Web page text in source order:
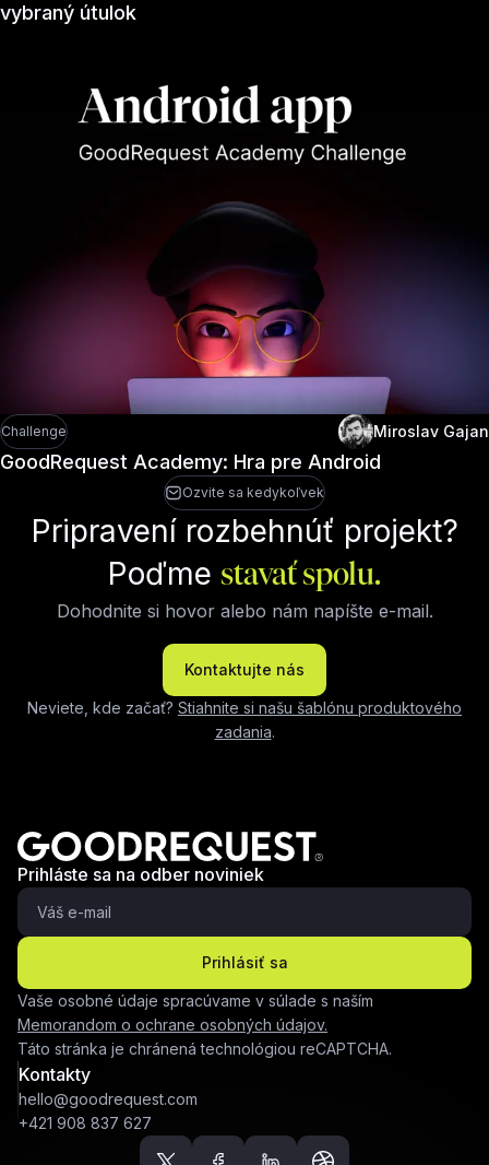
vybraný útulok
Challenge Miroslav Gajan
GoodRequest Academy: Hra pre Android
Ozvite sa kedykoľvek
Pripravení rozbehnúť projekt?
Poďmestavať spolu.
Dohodnite si hovor alebo nám napíšte e-mail.
Kontaktujte nás
Neviete, kde začať? Stiahnite si našu šablónu produktového
zadania.
Prihláste sa na odber noviniek
Prihlásiť sa
Vaše osobné údaje spracúvame v súlade s naším
Memorandom o ochrane osobných údajov.
Táto stránka je chránená technológiou reCAPTCHA.
Kontakty
hello@goodrequest.com
+421 908 837 627